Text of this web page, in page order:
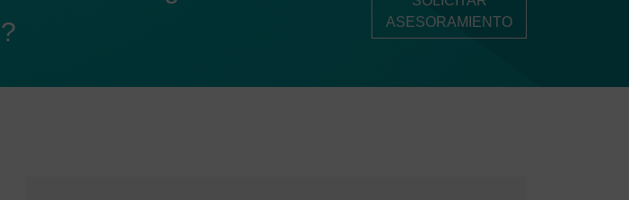
ASESORAMIENTO
con los servicios de Google,
sean tratados ​​por Google en